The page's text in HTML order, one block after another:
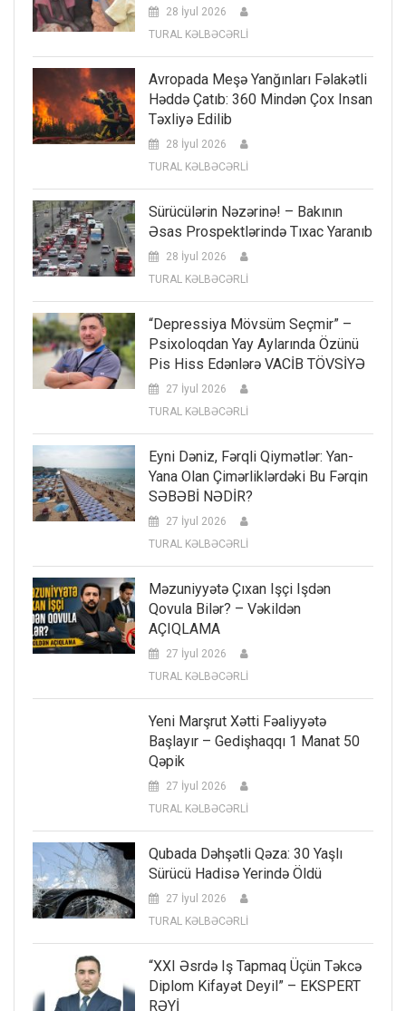
28 İyul 2026
TURAL KƏLBƏCƏRLİ
Avropada Meşə Yanğınları Fəlakətli
Həddə Çatıb: 360 Mindən Çox Insan
Təxliyə Edilib
28 İyul 2026
TURAL KƏLBƏCƏRLİ
Sürücülərin Nəzərinə! – Bakının
Əsas Prospektlərində Tıxac Yaranıb
28 İyul 2026
TURAL KƏLBƏCƏRLİ
“Depressiya Mövsüm Seçmir” –
Psixoloqdan Yay Aylarında Özünü
Pis Hiss Edənlərə VACİB TÖVSİYƏ
27 İyul 2026
TURAL KƏLBƏCƏRLİ
Eyni Dəniz, Fərqli Qiymətlər: Yan-
Yana Olan Çimərliklərdəki Bu Fərqin
SƏBƏBİ NƏDİR?
27 İyul 2026
TURAL KƏLBƏCƏRLİ
Məzuniyyətə Çıxan Işçi Işdən
Qovula Bilər? – Vəkildən
AÇIQLAMA
27 İyul 2026
TURAL KƏLBƏCƏRLİ
Yeni Marşrut Xətti Fəaliyyətə
Başlayır – Gedişhaqqı 1 Manat 50
Qəpik
27 İyul 2026
TURAL KƏLBƏCƏRLİ
Qubada Dəhşətli Qəza: 30 Yaşlı
Sürücü Hadisə Yerində Öldü
27 İyul 2026
TURAL KƏLBƏCƏRLİ
“XXI Əsrdə Iş Tapmaq Üçün Təkcə
Diplom Kifayət Deyil” – EKSPERT
RƏYİ